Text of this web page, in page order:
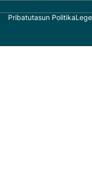
Pribatutasun Politika